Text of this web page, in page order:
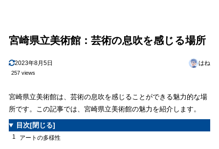
宮崎県立美術館：芸術の息吹を感じる場所
2023年8月5日 はね
257 views
宮崎県立美術館は、芸術の息吹を感じることができる魅力的な場
所です。この記事では、宮崎県立美術館の魅力を紹介します。
目次[閉じる]
1 アートの多様性